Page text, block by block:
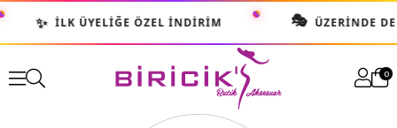
✨ İLK ÜYELIĞE ÖZEL İNDIRIM 🎭 ÜZERINDE
0